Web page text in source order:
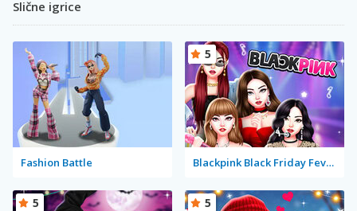
Slične igrice
Fashion Battle Blackpink Black Friday Fever
5
5 5